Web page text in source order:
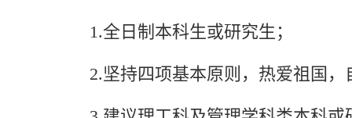
1.全日制本科生或研究生；
2.坚持四项基本原则，热爱祖国